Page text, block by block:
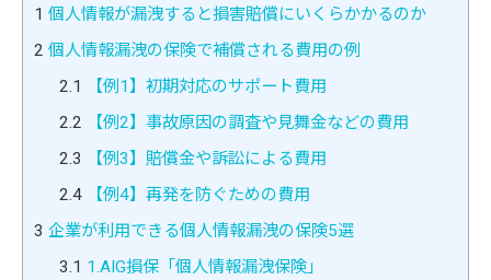
1 個人情報が漏洩すると損害賠償にいくらかかるのか
2 個人情報漏洩の保険で補償される費用の例
2.1
【例1】初期対応のサポート費用
2.2 【例2】事故原因の調査や見舞金などの費用
2.3 【例3】賠償金や訴訟による費用
2.4【例4】再発を防ぐための費用
3 企業が利用できる個人情報漏洩の保険5選
3.1 1.AIG損保「個人情報漏洩保険」